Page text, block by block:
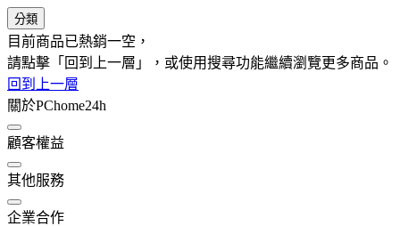
分類
目前商品已熱銷一空，
請點擊「回到上一層」，或使用搜尋功能繼續瀏覽更多商品。
回到上一層
關於PChome24h
顧客權益
其他服務
企業合作